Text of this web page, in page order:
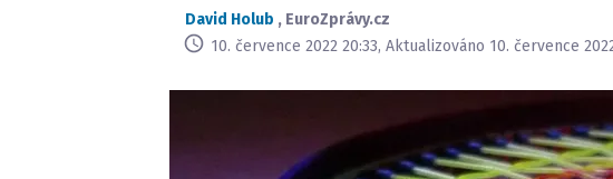
David Holub , EuroZprávy.cz
10. července 2022 20:33, Aktualizováno 10. července